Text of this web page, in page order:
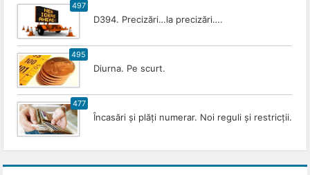
497
D394. Precizări…la precizări….
495
Diurna. Pe scurt.
477
Încasări și plăți numerar. Noi reguli și restricții.